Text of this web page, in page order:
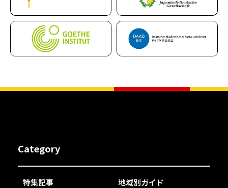
Category
特集記事
地域別ガイド